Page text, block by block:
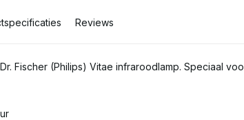
Reviews
Fischer (Philips) Vitae infraroodlamp. Speciaal